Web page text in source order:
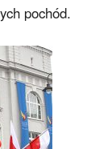
pochód.